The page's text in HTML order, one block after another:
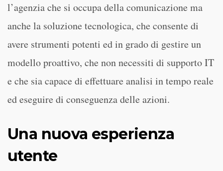
l’agenzia che si occupa della comunicazione ma
anche la soluzione tecnologica, che consente di
avere strumenti potenti ed in grado di gestire un
modello proattivo, che non necessiti di supporto IT
e che sia capace di effettuare analisi in tempo reale
ed eseguire di conseguenza delle azioni.
Una nuova esperienza
utente